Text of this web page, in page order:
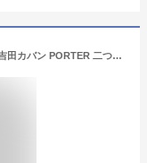
ポーター プリュム ウォレット 179-03871 吉田カバン PORTER 二つ折り財布 折財布 ミニ財布 【PLUME/プリュム】 179-03871 メンズ レディース ギフト 一粒万倍日 吉日